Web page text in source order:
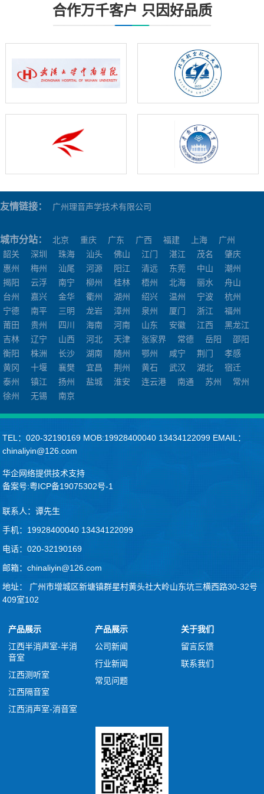
合作万千客户 只因好品质
友情链接： 广州理音声学技术有限公司
城市分站： 北京 重庆 广东 广西 福建 上海
广州
韶关
深圳 珠海 汕头 佛山 江门 湛江 茂名
肇庆
惠州
梅州 汕尾 河源 阳江 清远 东莞 中山
潮州
揭阳
云浮 南宁 柳州 桂林 梧州 北海 丽水
舟山
台州
嘉兴 金华 衢州 湖州 绍兴 温州 宁波
杭州
宁德
南平 三明 龙岩 漳州 泉州 厦门 浙江
福州
莆田
贵州 四川 海南 河南 山东 安徽 江西
黑龙江
吉林
辽宁 山西 河北 天津 张家界 常德 岳阳
邵阳
衡阳
株洲 长沙 湖南 随州 鄂州 咸宁 荆门
孝感
黄冈
十堰 襄樊 宜昌 荆州 黄石 武汉 湖北
宿迁
泰州
镇江 扬州 盐城 淮安 连云港 南通 苏州
常州
徐州
无锡 南京
TEL：020-32190169 MOB:19928400040 13434122099 EMAIL：
chinaliyin@126.com
华企网络提供技术支持
备案号:粤ICP备19075302号-1
联系人：谭先生
手机：19928400040 13434122099
电话：020-32190169
邮箱：chinaliyin@126.com
地址： 广州市增城区新塘镇群星村黄头社大岭山东坑三横西路30-32号
409室102
产品展示
江西半消声室-半消
音室
江西测听室
江西隔音室
江西消声室-消音室
产品展示
公司新闻
行业新闻
常见问题
关于我们
留言反馈
联系我们